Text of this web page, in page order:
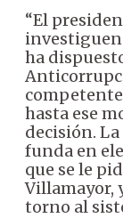
“El
investiguen
ha
hasta ese
decisión.
funda en
que se le
Villamayor,
torno al